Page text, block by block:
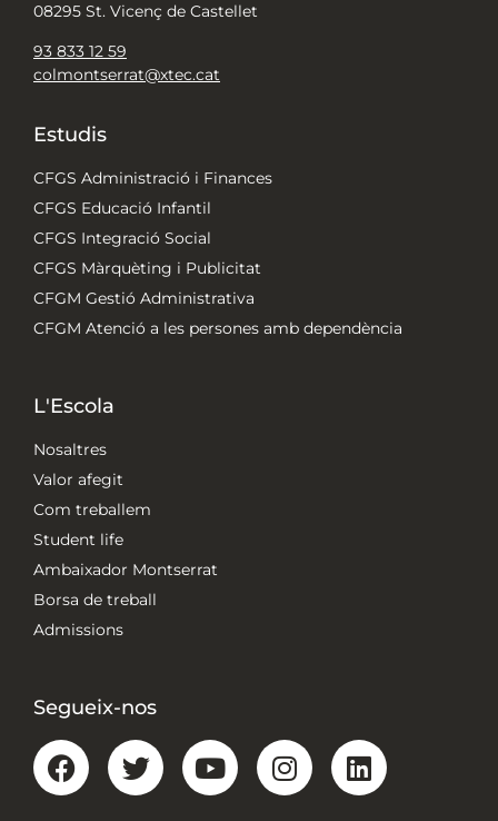
08295 St. Vicenç de Castellet
93 833 12 59
colmontserrat@xtec.cat
Estudis
CFGS Administració i Finances
CFGS Educació Infantil
CFGS Integració Social
CFGS Màrquèting i Publicitat
CFGM Gestió Administrativa
CFGM Atenció a les persones amb dependència
L'Escola
Nosaltres
Valor afegit
Com treballem
Student life
Ambaixador Montserrat
Borsa de treball
Admissions
Segueix-nos